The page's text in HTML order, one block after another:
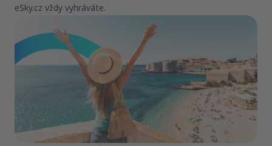
eSky.cz vždy vyhráváte.